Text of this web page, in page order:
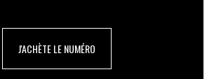
J'ACHÈTE LE NUMÉRO